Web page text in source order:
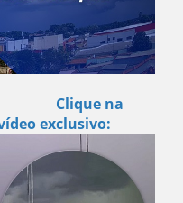
Clique na
exclusivo: